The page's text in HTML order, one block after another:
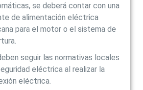
se deberá contar con una
de alimentación eléctrica
para el motor o el sistema de
seguir las normativas locales
eléctrica al realizar la
eléctrica.